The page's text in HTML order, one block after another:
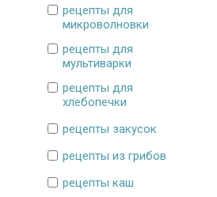
рецепты для
микроволновки
рецепты для
мультиварки
рецепты для
хлебопечки
рецепты закусок
рецепты из грибов
рецепты каш